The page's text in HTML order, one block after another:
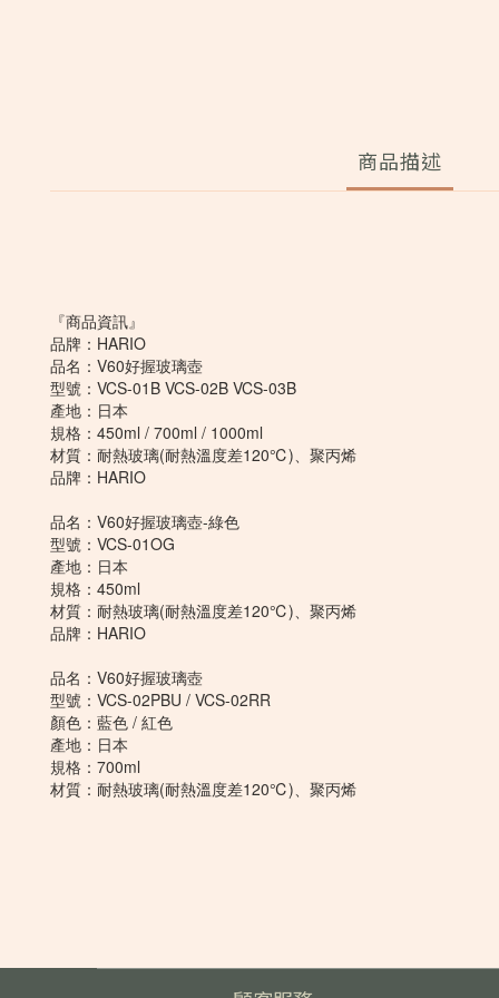
商品描述
『商品資訊』
品牌：HARIO
品名：V60好握玻璃壺
型號：VCS-01B VCS-02B VCS-03B
產地：日本
規格：450ml / 700ml / 1000ml
材質：耐熱玻璃(耐熱溫度差120℃)、聚丙烯
品牌：HARIO
品名：V60好握玻璃壺-綠色
型號：VCS-01OG
產地：日本
規格：450ml
材質：耐熱玻璃(耐熱溫度差120℃)、聚丙烯
品牌：HARIO
品名：V60好握玻璃壺
型號：VCS-02PBU / VCS-02RR
顏色：藍色 / 紅色
產地：日本
規格：700ml
材質：耐熱玻璃(耐熱溫度差120℃)、聚丙烯